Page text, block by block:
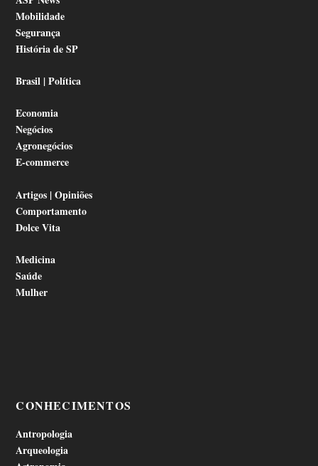
Mobilidade
Segurança
História de SP
Brasil | Política
Economia
Negócios
Agronegócios
E-commerce
Artigos | Opiniões
Comportamento
Dolce Vita
Medicina
Saúde
Mulher
CONHECIMENTOS
Antropologia
Arqueologia